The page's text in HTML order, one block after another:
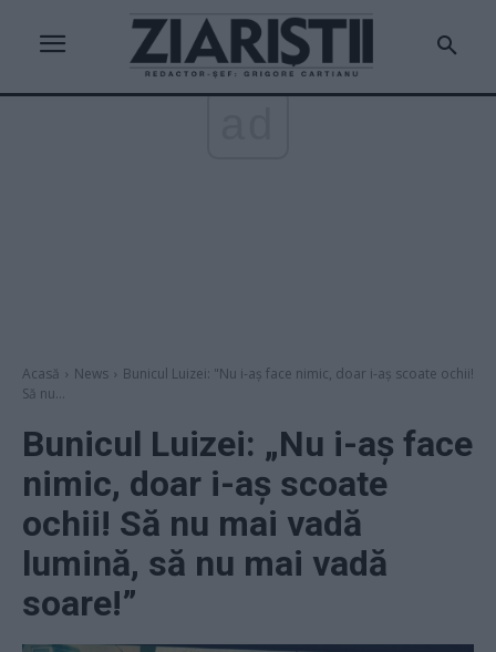
Acasă News
Bunicul Luizei: "Nu i-aș face nimic, doar i-aș scoate ochii!
Să nu...
Bunicul Luizei: „Nu i-aș face
nimic, doar i-aș scoate
ochii! Să nu mai vadă
lumină, să nu mai vadă
soare!”